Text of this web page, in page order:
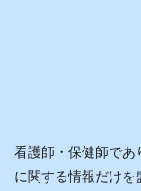
看護師・保健師であ
に関する情報だけを